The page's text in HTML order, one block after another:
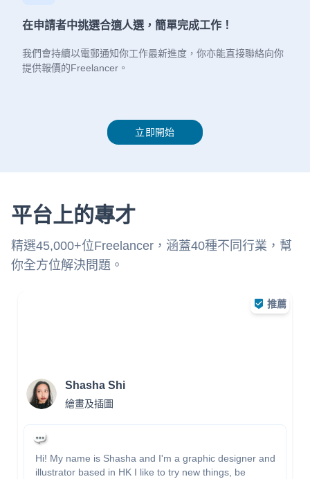
在申請者中挑選合適人選，簡單完成工作！
我們會持續以電郵通知你工作最新進度，你亦能直接聯絡向你
提供報價的Freelancer。
立即開始
平台上的專才
精選45,000+位Freelancer，涵蓋40種不同行業，幫
你全方位解決問題。
推薦
Shasha Shi
繪畫及插圖
Hi! My name is Shasha and I'm a graphic designer and
illustrator based in HK I like to try new things, be